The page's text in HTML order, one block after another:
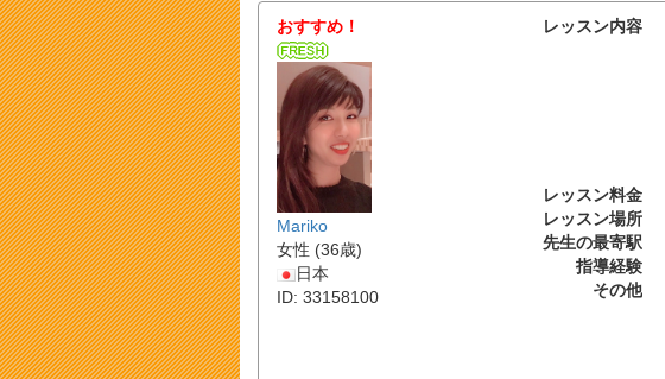
おすすめ！
Mariko
女性 (36歳)
日本
ID: 33158100
レッスン内容
レッスン料金
レッスン場所
先生の最寄駅
指導経験
その他